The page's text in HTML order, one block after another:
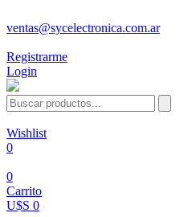
ventas@sycelectronica.com.ar
Registrarme
Login
Wishlist
0
0
Carrito
U$S 0